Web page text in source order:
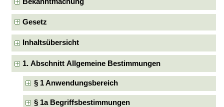
Gesetz
Inhaltsübersicht
1. Abschnitt Allgemeine Bestimmungen
§ 1 Anwendungsbereich
§ 1a Begriffsbestimmungen